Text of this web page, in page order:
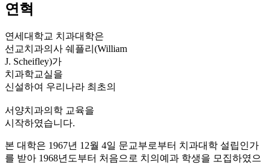
연혁
연세대학교 치과대학은
선교치과의사 쉐플리(William
J. Scheifley)가
치과학교실을
신설하여 우리나라 최초의
서양치과의학 교육을
시작하였습니다.
본 대학은 1967년 12월 4일 문교부로부터 치과대학 설립인가
를 받아 1968년도부터 처음으로 치의예과 학생을 모집하였으